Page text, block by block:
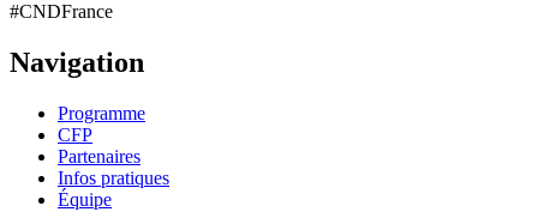
#CNDFrance
Navigation
Programme
CFP
Partenaires
Infos pratiques
Équipe